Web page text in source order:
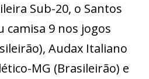
Sub-20, o Santos
camisa 9 nos jogos
Audax Italiano
MG (Brasileirão) e